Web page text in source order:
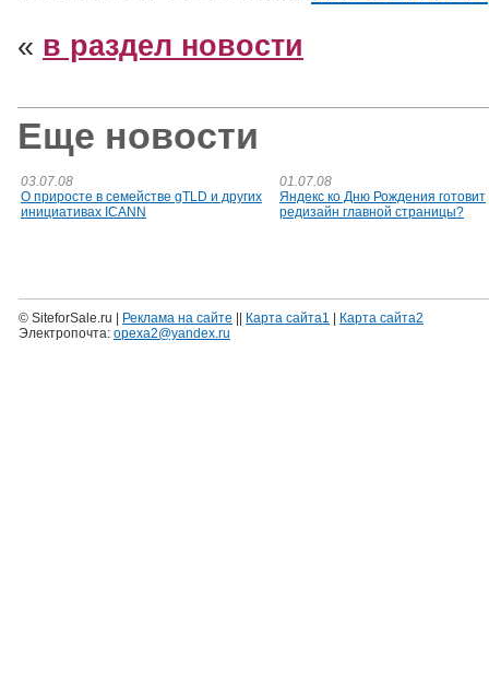
« в раздел новости
Еще новости
03.07.08
О приросте в семействе gTLD и других
инициативах ICANN
01.07.08
Яндекс ко Дню Рождения готовит
редизайн главной страницы?
© SiteforSale.ru | Реклама на сайте Карта сайта1
Карта сайта2
Электропочта: opexa2@yandex.ru